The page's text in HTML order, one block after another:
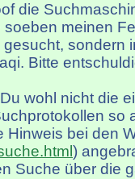
die
soeben meinen
sondern
Bitte
wohl nicht die
so
Hinweis bei den
)
Suche über die